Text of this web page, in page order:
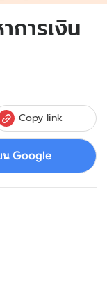
ารเงิน
Copy link
น Google